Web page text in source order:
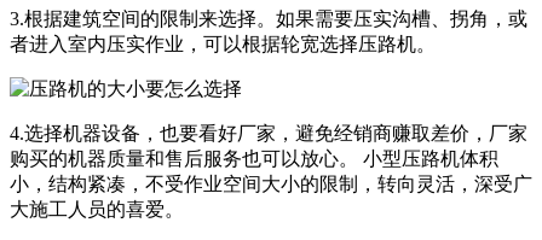
3.根据建筑空间的限制来选择。如果需要压实沟槽、拐角，或
者进入室内压实作业，可以根据轮宽选择压路机。
4.选择机器设备，也要看好厂家，避免经销商赚取差价，厂家
购买的机器质量和售后服务也可以放心。 小型压路机体积
小，结构紧凑，不受作业空间大小的限制，转向灵活，深受广
大施工人员的喜爱。